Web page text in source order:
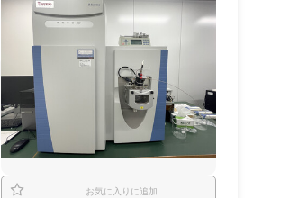
お気に入りに追加